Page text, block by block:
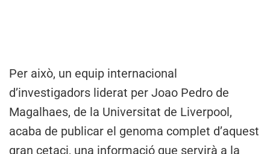
Per això, un equip internacional
d’investigadors liderat per Joao Pedro de
Magalhaes, de la Universitat de Liverpool,
acaba de publicar el genoma complet d’aquest
gran cetaci, una informació que servirà a la